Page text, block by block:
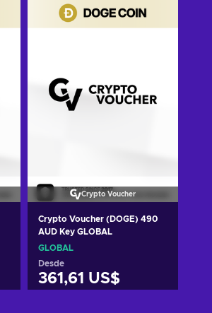
Crypto Voucher
Crypto Voucher (DOGE) 490
AUD Key GLOBAL
GLOBAL
Desde
361,61 US$